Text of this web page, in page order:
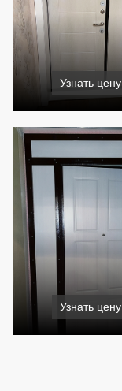
Узнать цену
Узнать цену